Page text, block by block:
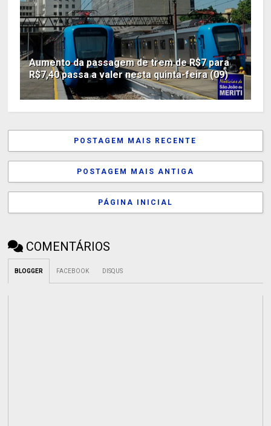
Aumento da passagem de trem de R$7 para
R$7,40 passa a valer nesta quinta-feira (09)
POSTAGEM MAIS RECENTE
POSTAGEM MAIS ANTIGA
PÁGINA INICIAL
COMENTÁRIOS
BLOGGER FACEBOOK DISQUS